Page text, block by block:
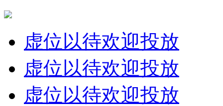
虚位以待欢迎投放
虚位以待欢迎投放
虚位以待欢迎投放